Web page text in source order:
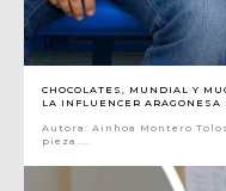
CHOCOLATES, MUNDIAL Y
LA INFLUENCER
Autora: Ainhoa Montero
pieza....